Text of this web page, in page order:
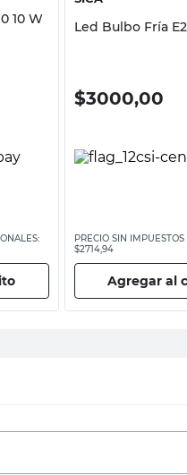
10 W
Led Bulbo Fría
$3000,00
PRECIO SIN
$2714,94
Agregar al